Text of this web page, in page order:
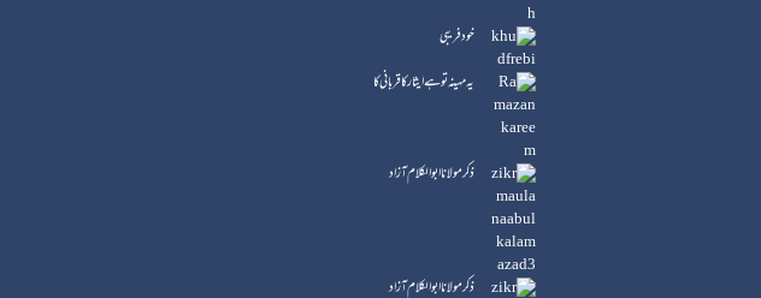
خود فریبی
یہ مہینہ تو ہے ایثار کا قربانی کا
ذکر مولانا ابوالکلام آزاد
ذکر مولانا ابو الکلام آزاد